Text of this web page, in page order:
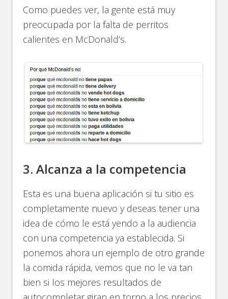
Como puedes ver, la gente está muy
preocupada por la falta de perritos
calientes en McDonald’s.
3. Alcanza a la competencia
Esta es una buena aplicación si tu sitio es
completamente nuevo y deseas tener una
idea de cómo le está yendo a la audiencia
con una competencia ya establecida. Si
ponemos ahora un ejemplo de otro grande
la comida rápida, vemos que no le va tan
bien si los mejores resultados de